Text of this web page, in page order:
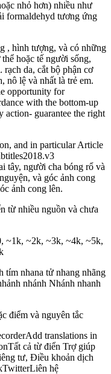
nhỏ hơn) nhiều như
formaldehyd tương ứng
, hình tượng, và có những
hoặc tế người sống,
rạch da, cắt bộ phận cơ
nô lệ và nhất là trẻ em.
opportunity for
with the bottom-up
guarantee the right
and in particular Article
tây, người cha bóng rổ và
và góc ảnh cong
ảnh cong lên.
từ nhiều nguồn và chưa
~1k, ~2k, ~3k, ~4k, ~5k,
tím nhana tử nhang nhãng
nhánh Nhánh nhanh
điểm và nguyên tắc
translations in
cả từ điển Trợ giúp
tư, Điều khoản dịch
hệ